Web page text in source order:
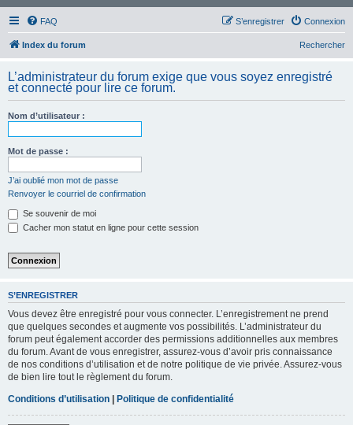
FAQ Connexion
S’enregistrer
Index du forum Rechercher
L’administrateur du forum exige que vous soyez enregistré
et connecté pour lire ce forum.
Nom d’utilisateur :
Mot de passe :
J’ai oublié mon mot de passe
Renvoyer le courriel de confirmation
Se souvenir de moi
Cacher mon statut en ligne pour cette session
S’ENREGISTRER
Vous devez être enregistré pour vous connecter. L’enregistrement ne prend
que quelques secondes et augmente vos possibilités. L’administrateur du
forum peut également accorder des permissions additionnelles aux membres
du forum. Avant de vous enregistrer, assurez-vous d’avoir pris connaissance
de nos conditions d’utilisation et de notre politique de vie privée. Assurez-vous
de bien lire tout le règlement du forum.
Conditions d’utilisation | Politique de confidentialité